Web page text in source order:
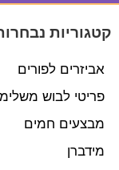
קטגוריות
אביזרים לפורים
פריטי לבוש
מבצעים חמים
מידברן